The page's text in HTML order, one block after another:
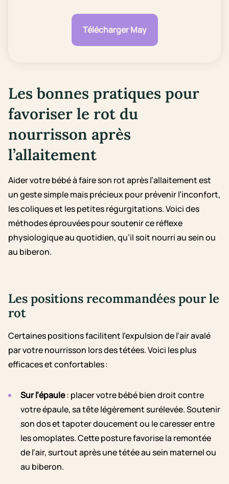
Télécharger May
Les bonnes pratiques pour
favoriser le rot du
nourrisson après
l’allaitement
Aider votre bébé à faire son rot après l’allaitement est
un geste simple mais précieux pour prévenir l’inconfort,
les coliques et les petites régurgitations. Voici des
méthodes éprouvées pour soutenir ce réflexe
physiologique au quotidien, qu’il soit nourri au sein ou
au biberon.
Les positions recommandées pour le
rot
Certaines positions facilitent l’expulsion de l’air avalé
par votre nourrisson lors des tétées. Voici les plus
efficaces et confortables :
Sur l’épaule: placer votre bébé bien droit contre
votre épaule, sa tête légèrement surélevée. Soutenir
son dos et tapoter doucement ou le caresser entre
les omoplates. Cette posture favorise la remontée
de l’air, surtout après une tétée au sein maternel ou
au biberon.